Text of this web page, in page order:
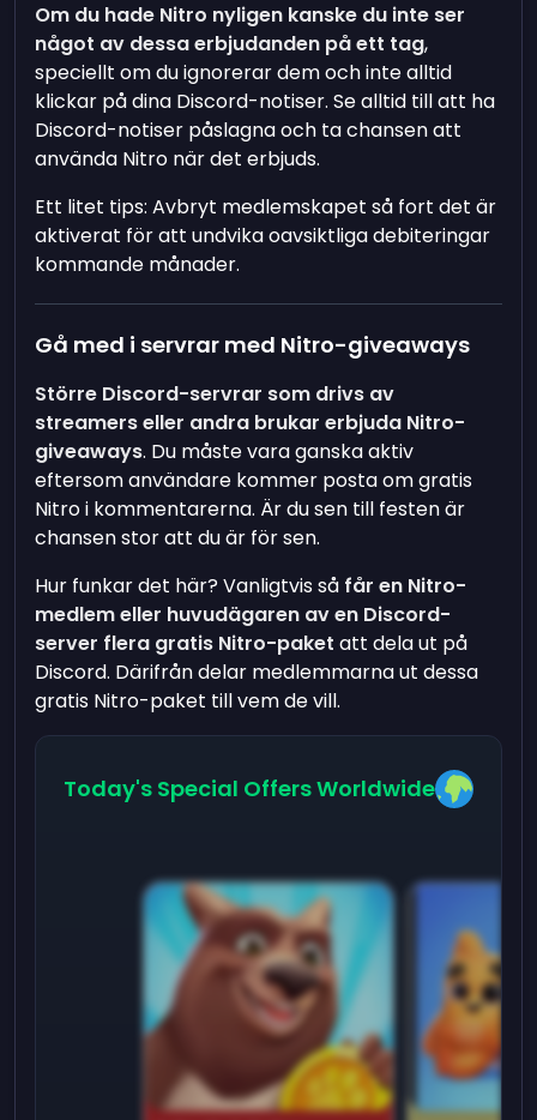
Om du hade Nitro nyligen kanske du inte ser
något av dessa erbjudanden på ett tag,
speciellt om du ignorerar dem och inte alltid
klickar på dina Discord-notiser. Se alltid till att ha
Discord-notiser påslagna och ta chansen att
använda Nitro när det erbjuds.
Ett litet tips: Avbryt medlemskapet så fort det är
aktiverat för att undvika oavsiktliga debiteringar
kommande månader.
Gå med i servrar med Nitro-giveaways
Större Discord-servrar som drivs av
streamers eller andra brukar erbjuda Nitro-
giveaways. Du måste vara ganska aktiv
eftersom användare kommer posta om gratis
Nitro i kommentarerna. Är du sen till festen är
chansen stor att du är för sen.
Hur funkar det här? Vanligtvis så får en Nitro-
medlem eller huvudägaren av en Discord-
server flera gratis Nitro-paket att dela ut på
Discord. Därifrån delar medlemmarna ut dessa
gratis Nitro-paket till vem de vill.
Today's Special Offers Worldwide